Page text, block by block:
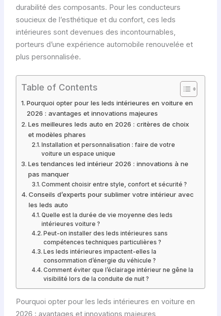
durabilité des composants. Pour les conducteurs
soucieux de l’esthétique et du confort, ces leds
intérieures sont devenues des incontournables,
porteurs d’une expérience automobile renouvelée et
plus personnalisée.
Table of Contents
Pourquoi opter pour les leds intérieures en voiture en
2026 : avantages et innovations majeures
Les meilleures leds auto en 2026 : critères de choix
et modèles phares
Installation et personnalisation : faire de votre
voiture un espace unique
Les tendances led intérieur 2026 : innovations à ne
pas manquer
Comment choisir entre style, confort et sécurité ?
Conseils d’experts pour sublimer votre intérieur avec
les leds auto
Quelle est la durée de vie moyenne des leds
intérieures voiture ?
Peut-on installer des leds intérieures sans
compétences techniques particulières ?
Les leds intérieures impactent-elles la
consommation d’énergie du véhicule ?
Comment éviter que l’éclairage intérieur ne gêne la
visibilité lors de la conduite de nuit ?
Pourquoi opter pour les leds intérieures en voiture en
2026 : avantages et innovations majeures